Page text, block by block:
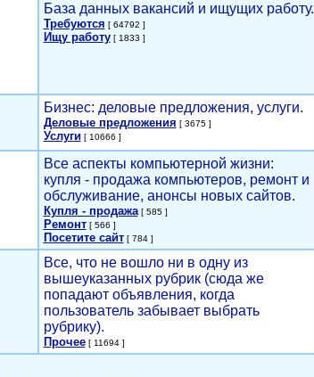
База данных вакансий и ищущих работу.
Требуются [ 64792 ]
Ищу работу[ 1833 ]
Бизнес: деловые предложения, услуги.
Деловые предложения [ 3675 ]
Услуги[ 10666 ]
Все аспекты компьютерной жизни:
купля - продажа компьютеров, ремонт и
обслуживание, анонсы новых сайтов.
Купля - продажа[ 585 ]
Ремонт[ 566 ]
Посетите сайт[ 784 ]
Все, что не вошло ни в одну из
вышеуказанных рубрик (сюда же
попадают объявления, когда
пользователь забывает выбрать
рубрику).
Прочее[ 11694 ]